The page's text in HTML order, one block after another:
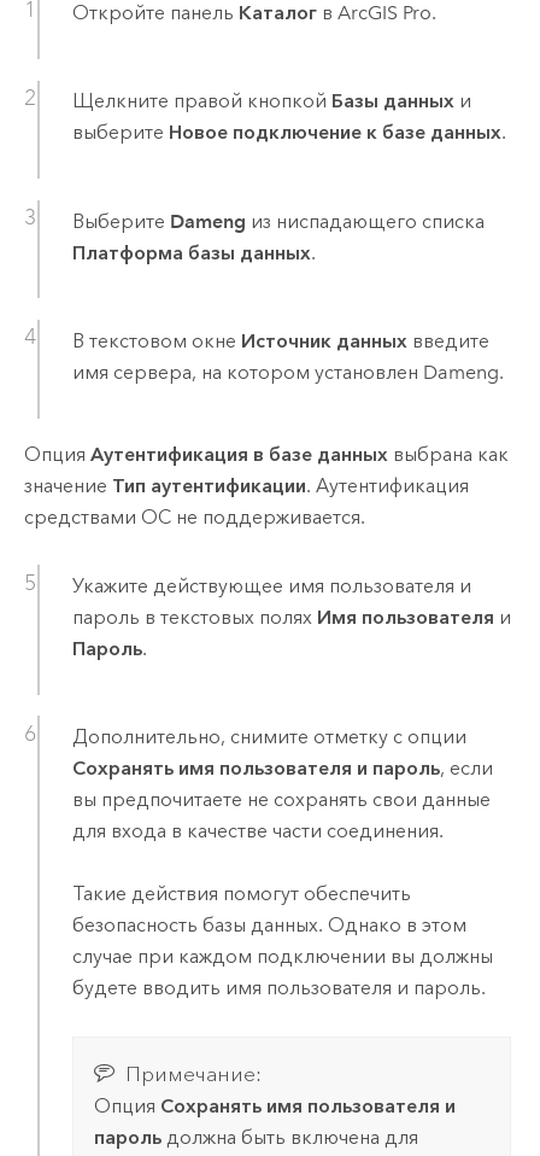
Откройте панель Каталогв ArcGIS Pro.
Щелкните правой кнопкой Базы данныхи
выберите Новое подключение к базе данных.
Выберите Dameng из ниспадающего списка
Платформа базы данных.
В текстовом окне Источник данных введите
имя сервера, на котором установлен Dameng.
Опция Аутентификация в базе данныхвыбрана как
значение Тип аутентификации. Аутентификация
средствами ОС не поддерживается.
Укажите действующее имя пользователя и
пароль в текстовых полях Имя пользователя и
Пароль.
Дополнительно, снимите отметку с опции
Сохранять имя пользователя и пароль, если
вы предпочитаете не сохранять свои данные
для входа в качестве части соединения.
Такие действия помогут обеспечить
безопасность базы данных. Однако в этом
случае при каждом подключении вы должны
будете вводить имя пользователя и пароль.
Примечание:
Опция Сохранять имя пользователя и
парольдолжна быть включена для